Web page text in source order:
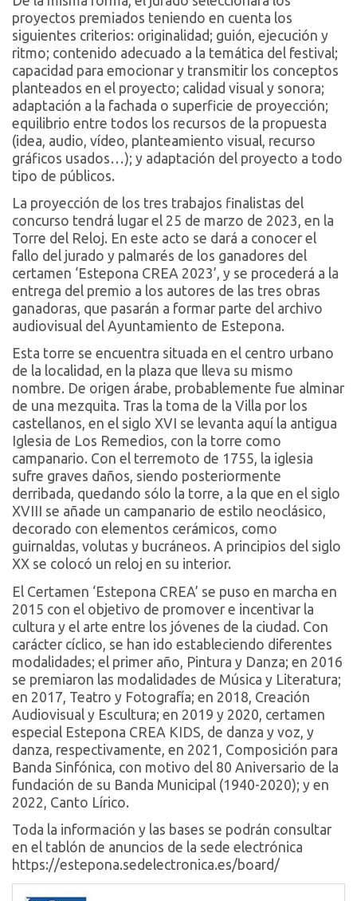
proyectos premiados teniendo en cuenta los
siguientes criterios: originalidad; guión, ejecución y
ritmo; contenido adecuado a la temática del festival;
capacidad para emocionar y transmitir los conceptos
planteados en el proyecto; calidad visual y sonora;
adaptación a la fachada o superficie de proyección;
equilibrio entre todos los recursos de la propuesta
(idea, audio, vídeo, planteamiento visual, recurso
gráficos usados…); y adaptación del proyecto a todo
tipo de públicos.
La proyección de los tres trabajos finalistas del
concurso tendrá lugar el 25 de marzo de 2023, en la
Torre del Reloj. En este acto se dará a conocer el
fallo del jurado y palmarés de los ganadores del
certamen ‘Estepona CREA 2023’, y se procederá a la
entrega del premio a los autores de las tres obras
ganadoras, que pasarán a formar parte del archivo
audiovisual del Ayuntamiento de Estepona.
Esta torre se encuentra situada en el centro urbano
de la localidad, en la plaza que lleva su mismo
nombre. De origen árabe, probablemente fue alminar
de una mezquita. Tras la toma de la Villa por los
castellanos, en el siglo XVI se levanta aquí la antigua
Iglesia de Los Remedios, con la torre como
campanario. Con el terremoto de 1755, la iglesia
sufre graves daños, siendo posteriormente
derribada, quedando sólo la torre, a la que en el siglo
XVIII se añade un campanario de estilo neoclásico,
decorado con elementos cerámicos, como
guirnaldas, volutas y bucráneos. A principios del siglo
XX se colocó un reloj en su interior.
El Certamen ‘Estepona CREA’ se puso en marcha en
2015 con el objetivo de promover e incentivar la
cultura y el arte entre los jóvenes de la ciudad. Con
carácter cíclico, se han ido estableciendo diferentes
modalidades; el primer año, Pintura y Danza; en 2016
se premiaron las modalidades de Música y Literatura;
en 2017, Teatro y Fotografía; en 2018, Creación
Audiovisual y Escultura; en 2019 y 2020, certamen
especial Estepona CREA KIDS, de danza y voz, y
danza, respectivamente, en 2021, Composición para
Banda Sinfónica, con motivo del 80 Aniversario de la
fundación de su Banda Municipal (1940-2020); y en
2022, Canto Lírico.
Toda la información y las bases se podrán consultar
en el tablón de anuncios de la sede electrónica
https://estepona.sedelectronica.es/board/